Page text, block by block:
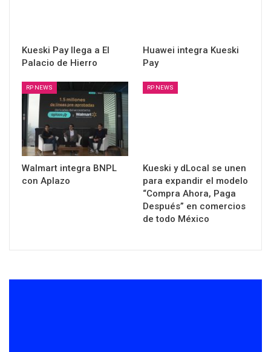
Kueski Pay llega a El
Palacio de Hierro
Huawei integra Kueski
Pay
RP NEWS
Walmart integra BNPL
con Aplazo
RP NEWS
Kueski y dLocal se unen
para expandir el modelo
“Compra Ahora, Paga
Después” en comercios
de todo México